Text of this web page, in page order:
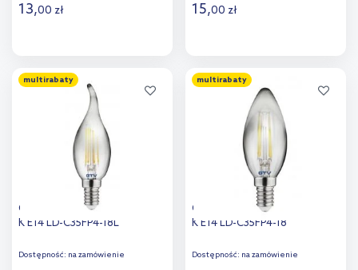
13,00 zł
Dodaj do
porównania
15,00 zł
Dodaj do
porównania
multirabaty
GTV żarówka LED 1x4 W 1800
K E14 LD-C35FP4-18L
Dostępność: na zamówienie
multirabaty
GTV żarówka LED 1x4 W 1800
K E14 LD-C35FP4-18
Dostępność: na zamówienie